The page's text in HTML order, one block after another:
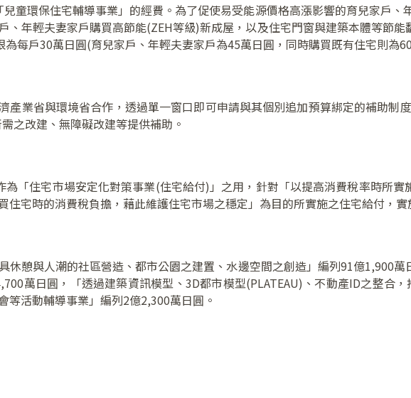
童環保住宅輔導事業」的經費。為了促使易受能源價格高漲影響的育兒家戶、
、年輕夫妻家戶購買高節能(ZEH等級)新成屋，以及住宅門窗與建築本體等節
每戶30萬日圓(育兒家戶、年輕夫妻家戶為45萬日圓，同時購買既有住宅則為
產業省與環境省合作，透過單一窗口即可申請與其個別追加預算綁定的補助制
之改建、無障礙改建等提供補助。
為「住宅市場安定化對策事業(住宅給付)」之用，針對「以提高消費稅率時所
住宅時的消費稅負擔，藉此維護住宅市場之穩定」為目的所實施之住宅給付，
休憩與人潮的社區營造、都市公園之建置、水邊空間之創造」編列91億1,900
萬日圓，「透過建築資訊模型、3D都市模型(PLATEAU)、不動產ID之整合
等活動輔導事業」編列2億2,300萬日圓。